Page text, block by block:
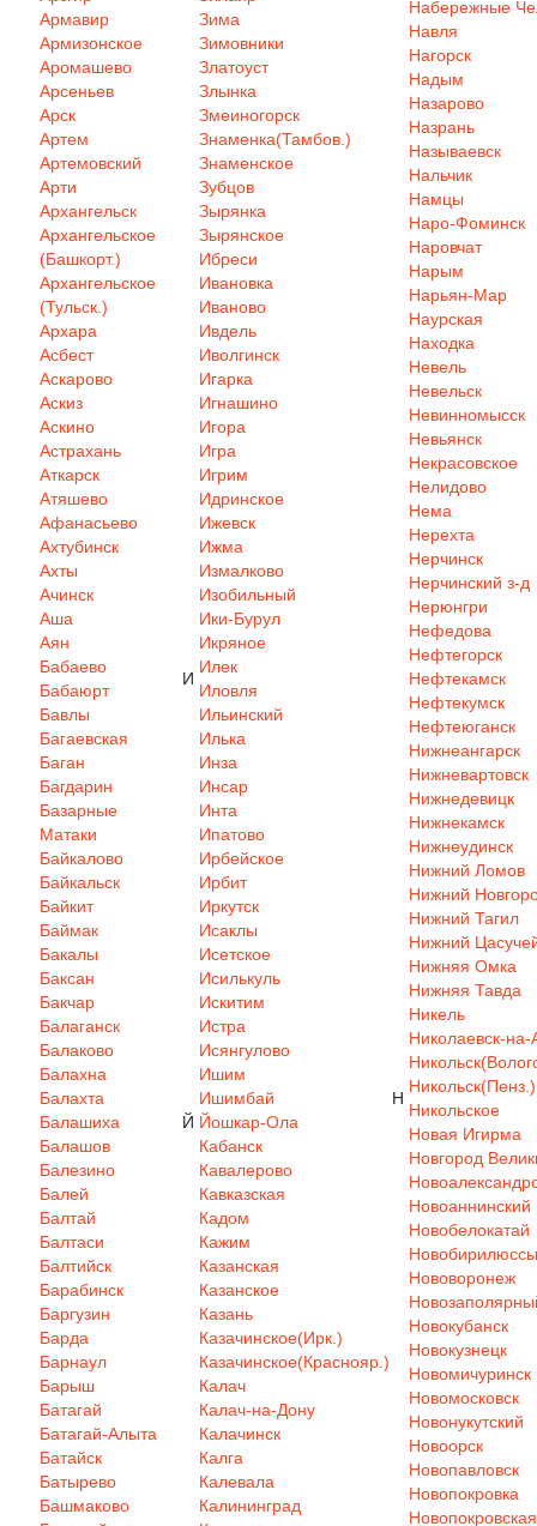
Армавир
Армизонское
Аромашево
Арсеньев
Арск
Артем
Артемовский
Арти
Архангельск
Архангельское
(Башкорт.)
Архангельское
(Тульск.)
Архара
Асбест
Аскарово
Аскиз
Аскино
Астрахань
Аткарск
Атяшево
Афанасьево
Ахтубинск
Ахты
Ачинск
Аша
Аян
Бабаево
Бабаюрт
Бавлы
Багаевская
Баган
Багдарин
Базарные
Матаки
Байкалово
Байкальск
Байкит
Баймак
Бакалы
Баксан
Бакчар
Балаганск
Балаково
Балахна
Балахта
Балашиха
Балашов
Балезино
Балей
Балтай
Балтаси
Балтийск
Барабинск
Баргузин
Барда
Барнаул
Барыш
Батагай
Батагай-Алыта
Батайск
Батырево
Башмаково
Зима
Зимовники
Златоуст
Злынка
Змеиногорск
Знаменка(Тамбов.)
Знаменское
Зубцов
Зырянка
Зырянское
И
Ибреси
Ивановка
Иваново
Ивдель
Иволгинск
Игарка
Игнашино
Игора
Игра
Игрим
Идринское
Ижевск
Ижма
Измалково
Изобильный
Ики-Бурул
Икряное
Илек
Иловля
Ильинский
Илька
Инза
Инсар
Инта
Ипатово
Ирбейское
Ирбит
Иркутск
Исаклы
Исетское
Исилькуль
Искитим
Истра
Исянгулово
Ишим
Ишимбай
Й Йошкар-Ола
Кабанск
Кавалерово
Кавказская
Кадом
Кажим
Казанская
Казанское
Казань
Казачинское(Ирк.)
Казачинское(Краснояр.)
Калач
Калач-на-Дону
Калачинск
Калга
Калевала
Калининград
Н
Набережные
Навля
Нагорск
Надым
Назарово
Назрань
Называевск
Нальчик
Намцы
Наро-Фоминск
Наровчат
Нарым
Нарьян-Мар
Наурская
Находка
Невель
Невельск
Невинномысск
Невьянск
Некрасовское
Нелидово
Нема
Нерехта
Нерчинск
Нерчинский з-д
Нерюнгри
Нефедова
Нефтегорск
Нефтекамск
Нефтекумск
Нефтеюганск
Нижнеангарск
Нижневартовск
Нижнедевицк
Нижнекамск
Нижнеудинск
Нижний Ломов
Нижний
Нижний Тагил
Нижний
Нижняя Омка
Нижняя Тавда
Никель
Николаевск-
Никольск(Пенз.)
Никольское
Новая Игирма
Новгород
Новоаннинский
Новобелокатай
Новобирилюссы
Нововоронеж
Новокубанск
Новокузнецк
Новомичуринск
Новомосковск
Новонукутский
Новоорск
Новопавловск
Новопокровка
Новопокровская